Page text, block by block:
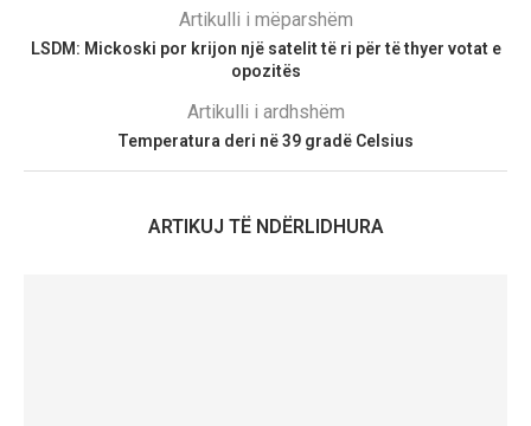
Artikulli i mëparshëm
LSDM: Mickoski por krijon një satelit të ri për të thyer votat e
opozitës
Artikulli i ardhshëm
Temperatura deri në 39 gradë Celsius
ARTIKUJ TË NDËRLIDHURA